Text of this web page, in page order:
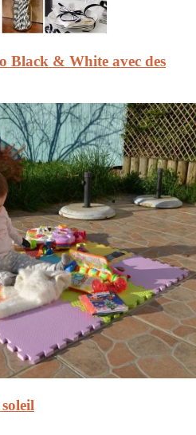
Black & White avec des